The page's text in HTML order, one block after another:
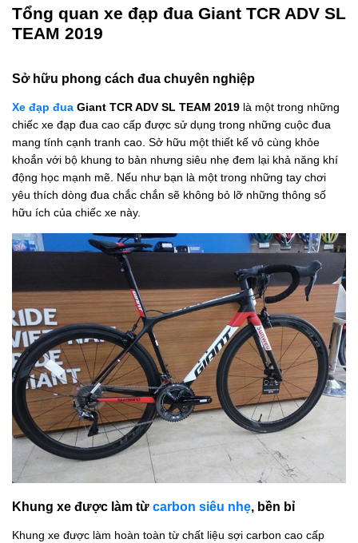
Tổng quan xe đạp đua Giant TCR ADV SL
TEAM 2019
Sở hữu phong cách đua chuyên nghiệp
Xe đạp đua Giant TCR ADV SL TEAM 2019 là một trong những
chiếc xe đạp đua cao cấp được sử dụng trong những cuộc đua
mang tính cạnh tranh cao. Sở hữu một thiết kế vô cùng khỏe
khoắn với bộ khung to bản nhưng siêu nhẹ đem lại khả năng khí
động học mạnh mẽ. Nếu như bạn là một trong những tay chơi
yêu thích dòng đua chắc chắn sẽ không bỏ lỡ những thông số
hữu ích của chiếc xe này.
Khung xe được làm từ carbon siêu nhẹ, bền bỉ
Khung xe được làm hoàn toàn từ chất liệu sợi carbon cao cấp